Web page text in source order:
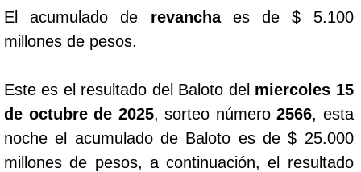
Antioqueñita Tarde
Astro Sol
Astro Luna
El acumulado de revanchaes de $ 5.100
millones de pesos.
Este es el resultado del Baloto del miercoles 15
de octubre de 2025, sorteo número2566, esta
noche el acumulado de Baloto es de $ 25.000
millones de pesos, a continuación, el resultado